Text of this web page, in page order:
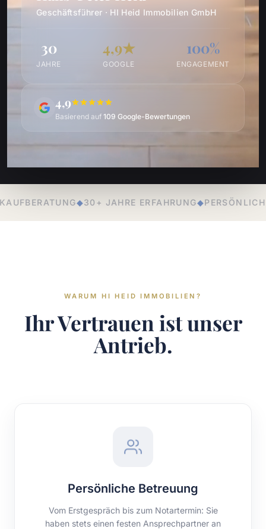
Geschäftsführer · HI Heid Immobilien GmbH
30
JAHRE
4,9★
GOOGLE
100%
ENGAGEMENT
4,9
Basierend auf 109 Google-Bewertungen
ERFAHRUNG◆PERSÖNLICHE BETREUUNG◆LOKALE
WARUM HI HEID IMMOBILIEN?
Ihr Vertrauen ist unser
Antrieb.
Persönliche Betreuung
Vom Erstgespräch bis zum Notartermin: Sie
haben stets einen festen Ansprechpartner an